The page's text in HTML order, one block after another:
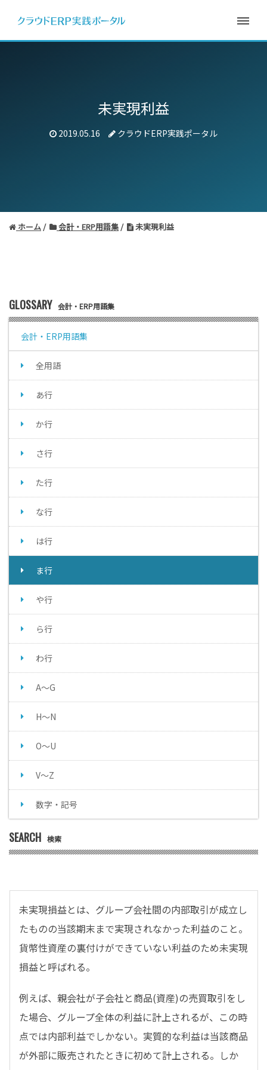
未実現利益
2019.05.16 クラウドERP実践ポータル
ホーム 会計・ERP用語集 未実現利益
GLOSSARY 会計・ERP用語集
会計・ERP用語集
全用語
あ行
か行
さ行
た行
な行
は行
ま行
や行
ら行
わ行
A～G
H～N
O～U
V～Z
数字・記号
SEARCH 検索
未実現損益とは、グループ会社間の内部取引が成立し
たものの当該期末まで実現されなかった利益のこと。
貨幣性資産の裏付けができていない利益のため未実現
損益と呼ばれる。
例えば、親会社が子会社と商品(資産)の売買取引をし
た場合、グループ全体の利益に計上されるが、この時
点では内部利益でしかない。実質的な利益は当該商品
が外部に販売されたときに初めて計上される。しか